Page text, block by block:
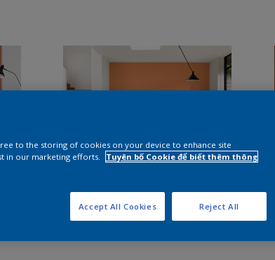
to the storing of cookies on your device to enhance site
in our marketing efforts.
Tuyên bố Cookie để biết thêm thông
Reject All
Accept All Cookies